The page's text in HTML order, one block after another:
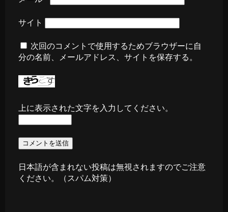
サイト
次回のコメントで使用するためブラウザーに自
分の名前、メールアドレス、サイトを保存する。
上に表示された文字を入力してください。
日本語が含まれない投稿は無視されますのでご注意
ください。（スパム対策）